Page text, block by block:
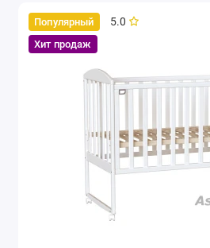
Популярный
Хит продаж
5.0